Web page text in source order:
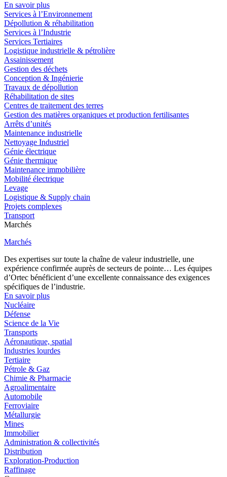
En savoir plus
Services à l’Environnement
Dépollution & réhabilitation
Services à l’Industrie
Services Tertiaires
Logistique industrielle & pétrolière
Assainissement
Gestion des déchets
Conception & Ingénierie
Travaux de dépollution
Réhabilitation de sites
Centres de traitement des terres
Gestion des matières organiques et production fertilisantes
Arrêts d’unités
Maintenance industrielle
Nettoyage Industriel
Génie électrique
Génie thermique
Maintenance immobilière
Mobilité électrique
Levage
Logistique & Supply chain
Projets complexes
Transport
Marchés
Marchés
Des expertises sur toute la chaîne de valeur industrielle, une
expérience confirmée auprès de secteurs de pointe… Les équipes
d’Ortec bénéficient d’une excellente connaissance des exigences
spécifiques de l’industrie.
En savoir plus
Nucléaire
Défense
Science de la Vie
Transports
Aéronautique, spatial
Industries lourdes
Tertiaire
Pétrole & Gaz
Chimie & Pharmacie
Agroalimentaire
Automobile
Ferroviaire
Métallurgie
Mines
Immobilier
Administration & collectivités
Distribution
Exploration-Production
Raffinage